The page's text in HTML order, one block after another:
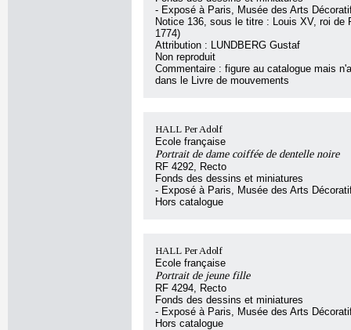
- Exposé à Paris, Musée des Arts
Notice 136, sous le titre : Louis XV, roi de
1774)
Attribution : LUNDBERG Gustaf
Non reproduit
Commentaire : figure au catalogue mais
dans le Livre de mouvements
HALL Per Adolf
Ecole française
Portrait de dame coiffée de dentelle noire
RF 4292, Recto
Fonds des dessins et miniatures
- Exposé à Paris, Musée des Arts
Hors catalogue
HALL Per Adolf
Ecole française
Portrait de jeune fille
RF 4294, Recto
Fonds des dessins et miniatures
- Exposé à Paris, Musée des Arts
Hors catalogue